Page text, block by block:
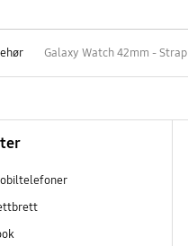
Galaxy Watch 42mm - Strap